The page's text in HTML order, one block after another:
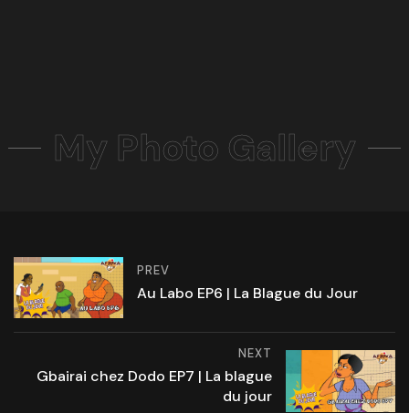
My Photo Gallery
PREV
Au Labo EP6 | La Blague du Jour
NEXT
Gbairai chez Dodo EP7 | La blague
du jour